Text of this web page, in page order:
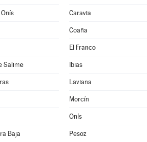
Caravia
Coaña
El Franco
Salime Ibias
Laviana
Morcín
Onís
Baja Pesoz